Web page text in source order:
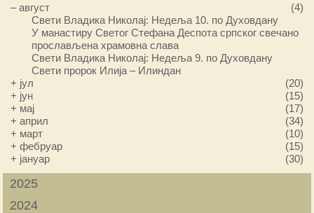
–август
(4)
Свети Владика Николај: Недеља 10. по Духовдану
У манастиру Светог Стефана Деспота српског свечано
прослављена храмовна слава
Свети Владика Николај: Недеља 9. по Духовдану
Свети пророк Илија – Илиндан
+ јул
(20)
+ јун
(15)
+ мај
(17)
+април
(34)
+ март
(10)
+фебруар
(15)
+ јануар (30)
2025
2024